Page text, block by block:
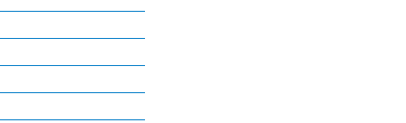
3 maanden.
of syndroom